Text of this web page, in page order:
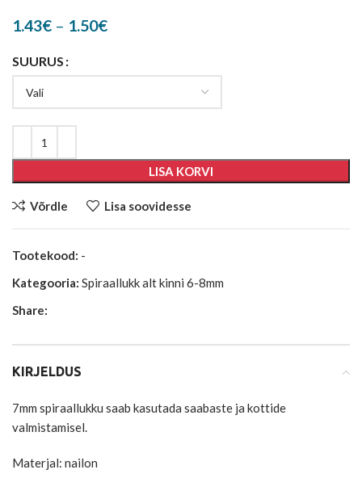
1.43€ – 1.50€Price
through
SUURUS
LISA KORVI
Võrdle Lisa soovidesse
Tootekood: -
Kategooria: Spiraallukk alt kinni 6-8mm
Share:
KIRJELDUS
7mm spiraallukku saab kasutada saabaste ja kottide
valmistamisel.
Materjal: nailon